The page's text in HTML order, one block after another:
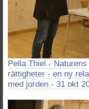
Pella Thiel - Naturens
rättigheter - en ny
med jorden - 31 okt